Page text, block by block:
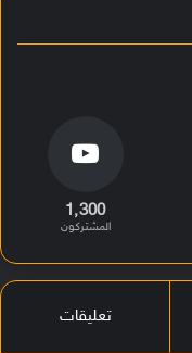
1٬300
المشتركون
تعليقات